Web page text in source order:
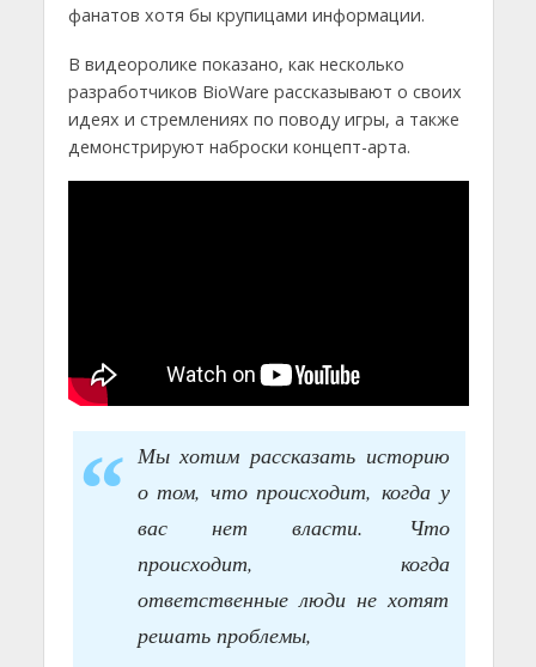
фанатов хотя бы крупицами информации.
В видеоролике показано, как несколько
разработчиков BioWare рассказывают о своих
идеях и стремлениях по поводу игры, а также
демонстрируют наброски концепт-арта.
Мы хотим рассказать историю
о том, что происходит, когда у
вас нет власти. Что
происходит, когда
ответственные люди не хотят
решать проблемы,